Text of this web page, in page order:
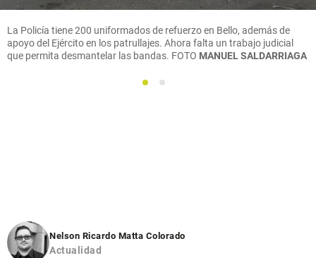
La Policía tiene 200 uniformados de refuerzo en Bello, además de
apoyo del Ejército en los patrullajes. Ahora falta un trabajo judicial
que permita desmantelar las bandas. FOTO MANUEL SALDARRIAGA
1 2
Nelson Ricardo Matta Colorado
Actualidad